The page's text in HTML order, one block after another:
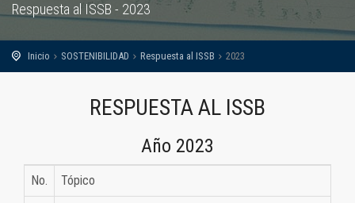
Respuesta al ISSB - 2023
Inicio SOSTENIBILIDAD Respuesta al ISSB 2023
RESPUESTA AL ISSB
Año 2023
No. Tópico